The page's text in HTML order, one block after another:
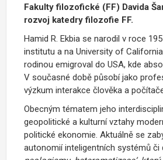
Fakulty filozofické (FF) Davida
rozvoj katedry filozofie FF.
Hamid R. Ekbia se narodil v roce
institutu a na University of
rodinou emigroval do USA, kde
V současné době působí jako
výzkum interakce člověka a
Obecným tématem jeho
geopolitické a kulturní vztahy
politické ekonomie. Aktuálně se
autonomií inteligentních systémů či